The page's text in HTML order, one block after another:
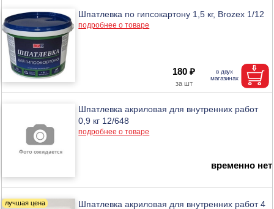
Шпатлевка по гипсокартону 1,5 кг, Brozex 1/12
подробнее о товаре
180 ₽
Шпатлевка акриловая для внутренних работ
0,9 кг 12/648
подробнее о товаре
временно нет
Шпатлевка акриловая для внутренних работ 4